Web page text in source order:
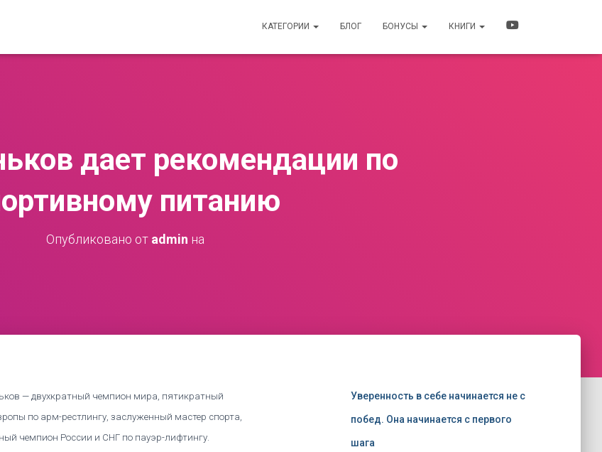
КАТЕГОРИИ БЛОГ БОНУСЫ КНИГИ
дает рекомендации по
питанию
Опубликовано от admin на
— двухкратный чемпион мира, пятикратный
по арм-рестлингу, заслуженный мастер спорта,
чемпион России и СНГ по пауэр-лифтингу.
Уверенность в себе начинается не с
побед. Она начинается с первого
шага